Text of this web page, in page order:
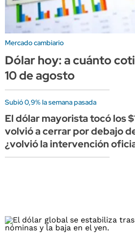
Mercado cambiario
Dólar hoy: a cuánto
10 de agosto
Subió 0,9% la semana pasada
El dólar mayorista tocó los
volvió a cerrar por debajo
¿volvió la intervención